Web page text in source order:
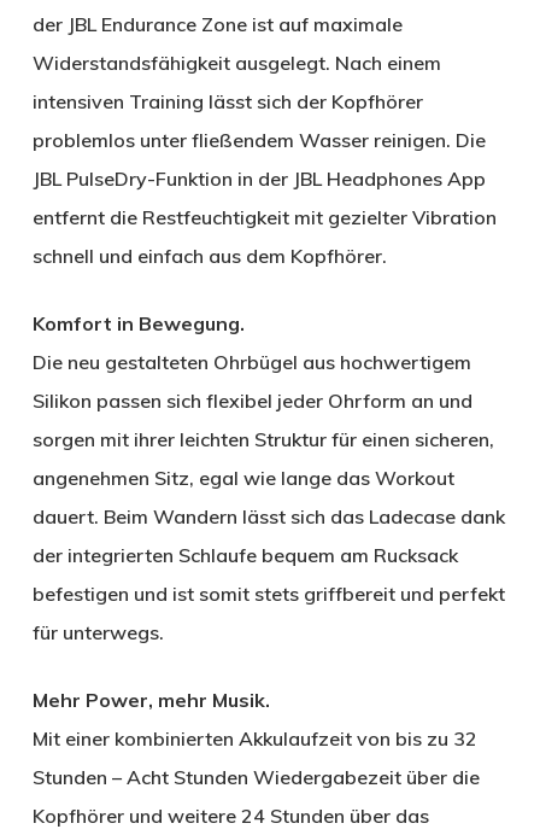
der JBL Endurance Zone ist auf maximale
Widerstandsfähigkeit ausgelegt. Nach einem
intensiven Training lässt sich der Kopfhörer
problemlos unter fließendem Wasser reinigen. Die
JBL PulseDry-Funktion in der JBL Headphones App
entfernt die Restfeuchtigkeit mit gezielter Vibration
schnell und einfach aus dem Kopfhörer.
Komfort in Bewegung.
Die neu gestalteten Ohrbügel aus hochwertigem
Silikon passen sich flexibel jeder Ohrform an und
sorgen mit ihrer leichten Struktur für einen sicheren,
angenehmen Sitz, egal wie lange das Workout
dauert. Beim Wandern lässt sich das Ladecase dank
der integrierten Schlaufe bequem am Rucksack
befestigen und ist somit stets griffbereit und perfekt
für unterwegs.
Mehr Power, mehr Musik.
Mit einer kombinierten Akkulaufzeit von bis zu 32
Stunden – Acht Stunden Wiedergabezeit über die
Kopfhörer und weitere 24 Stunden über das